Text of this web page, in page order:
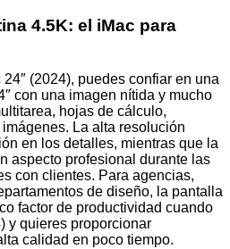
4.5K: el iMac para
(2024), puedes confiar en una
con una imagen nítida y mucho
hojas de cálculo,
La alta resolución
en los detalles, mientras que la
aspecto profesional durante las
con clientes. Para agencias,
de diseño, la pantalla
factor de productividad cuando
y quieres proporcionar
calidad en poco tiempo.